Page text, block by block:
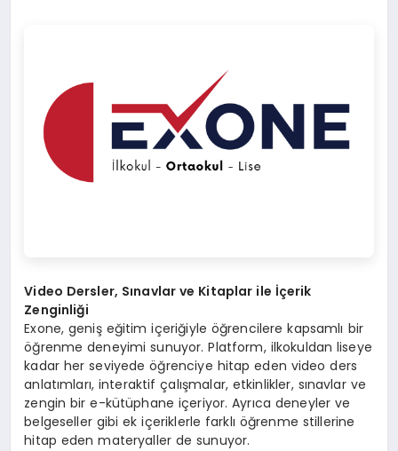
Video Dersler, Sınavlar ve Kitaplar ile İçerik
Zenginliği
Exone, geniş eğitim içeriğiyle öğrencilere kapsamlı bir
öğrenme deneyimi sunuyor. Platform, ilkokuldan liseye
kadar her seviyede öğrenciye hitap eden video ders
anlatımları, interaktif çalışmalar, etkinlikler, sınavlar ve
zengin bir e-kütüphane içeriyor. Ayrıca deneyler ve
belgeseller gibi ek içeriklerle farklı öğrenme stillerine
hitap eden materyaller de sunuyor.